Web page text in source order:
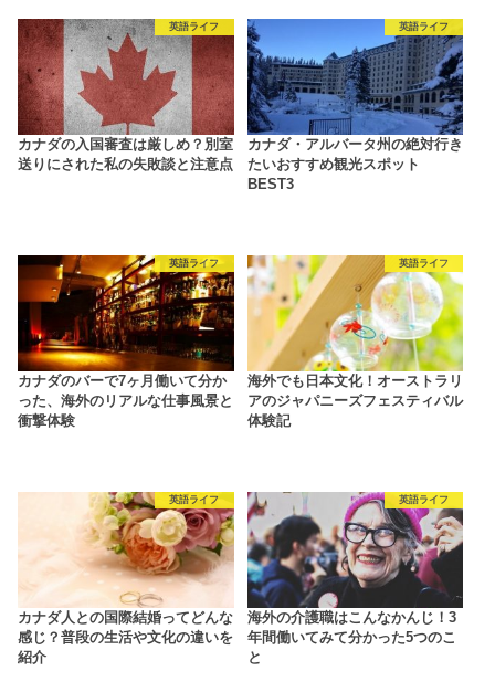
英語ライフ
カナダの入国審査は厳しめ？別室
送りにされた私の失敗談と注意点
英語ライフ
カナダ・アルバータ州の絶対行き
たいおすすめ観光スポット
BEST3
英語ライフ
カナダのバーで7ヶ月働いて分か
った、海外のリアルな仕事風景と
衝撃体験
英語ライフ
海外でも日本文化！オーストラリ
アのジャパニーズフェスティバル
体験記
英語ライフ
カナダ人との国際結婚ってどんな
感じ？普段の生活や文化の違いを
紹介
英語ライフ
海外の介護職はこんなかんじ！3
年間働いてみて分かった5つのこ
と